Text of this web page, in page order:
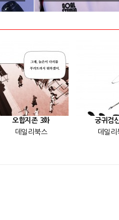
오합지존 3화
데일리북스
궁귀검
데일리